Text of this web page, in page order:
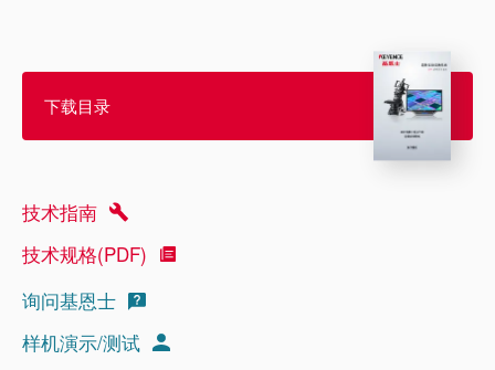
下载目录
技术指南
技术规格(PDF)
询问基恩士
样机演示/测试